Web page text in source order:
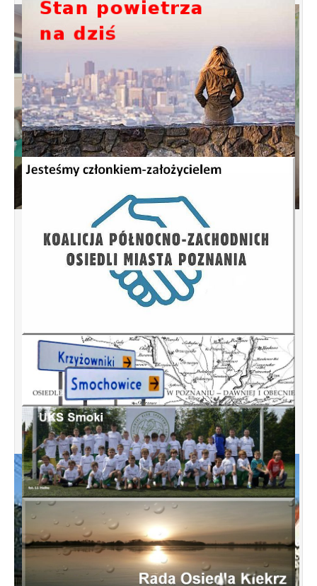
Spotkanie informacyjne w sprawie terenu
przy ulicy Przytocznej